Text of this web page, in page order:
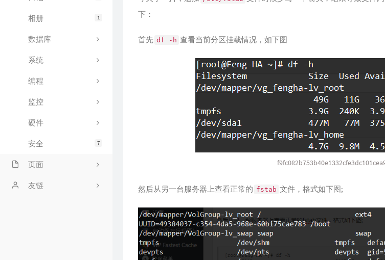
1
相册
数据库
系统
编程
监控
硬件
7
安全
页面
文章归档
友链
下：
首先 df -h 查看当前分区挂载情况，如下图
然后从另一台服务器上查看正常的 fstab 文件，格式如下图;